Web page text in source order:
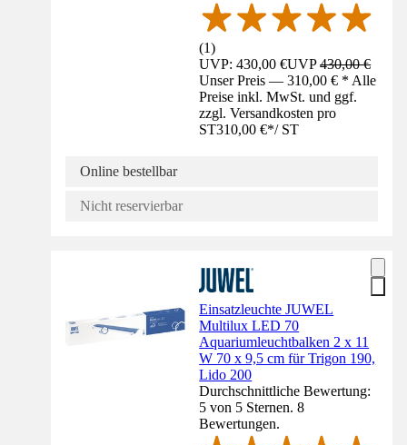
(1)
UVP: 430,00 €UVP430,00 €
Unser Preis — 310,00 € * Alle
Preise inkl. MwSt. und ggf.
zzgl. Versandkosten pro
ST310,00 €*/ ST
Online bestellbar
Nicht reservierbar
Einsatzleuchte JUWEL
Multilux LED 70
Aquariumleuchtbalken 2 x 11
W 70 x 9,5 cm für Trigon 190,
Lido 200
Durchschnittliche Bewertung:
5 von 5 Sternen. 8
Bewertungen.